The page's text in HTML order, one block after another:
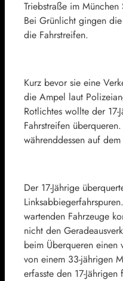
Triebstraße im
Bei Grünlicht gingen
die Fahrstreifen.
Kurz bevor sie eine
die Ampel laut
Rotlichtes wollte der
Fahrstreifen
währenddessen auf
Der 17-Jährige
wartenden Fahrzeuge
nicht den
beim Überqueren einen
von einem 33-jährigen
erfasste den 17-Jährigen